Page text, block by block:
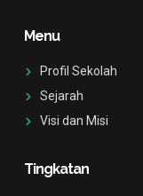
-
i
s
a
r
-
1
k
f
Menu
Profil Sekolah
Sejarah
Visi dan Misi
Tingkatan